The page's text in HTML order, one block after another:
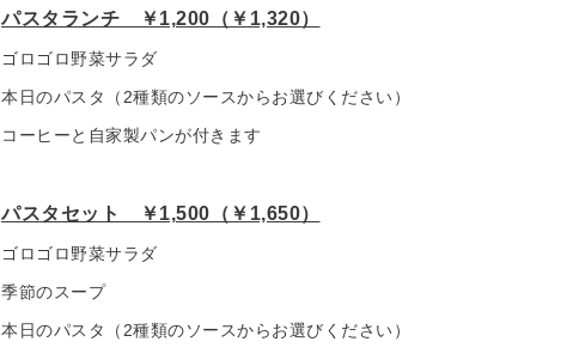
パスタランチ ￥1,200（￥1,320）
ゴロゴロ野菜サラダ
本日のパスタ（2種類のソースからお選びください）
コーヒーと自家製パンが付きます
パスタセット ￥1,500（￥1,650）
ゴロゴロ野菜サラダ
季節のスープ
本日のパスタ（2種類のソースからお選びください）